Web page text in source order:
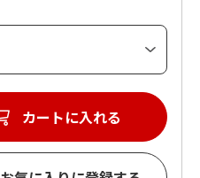
カートに入れる